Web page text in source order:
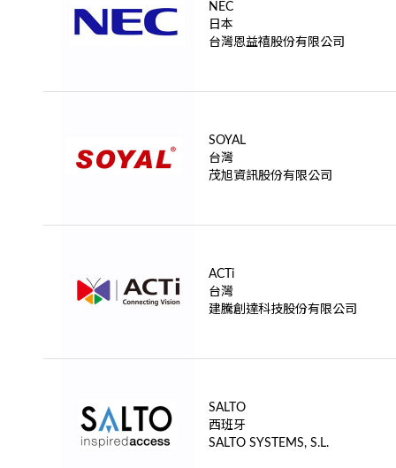
NEC
日本
台灣恩益禧股份有限公司
SOYAL
台灣
茂旭資訊股份有限公司
ACTi
台灣
建騰創達科技股份有限公司
SALTO
西班牙
SALTO SYSTEMS, S.L.